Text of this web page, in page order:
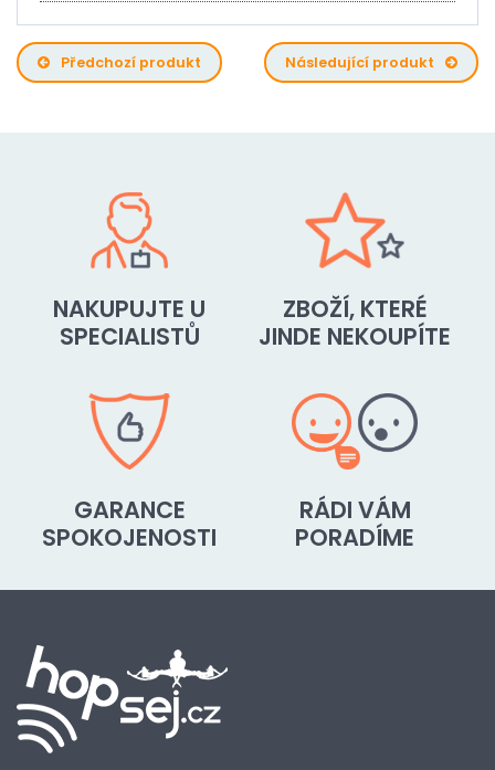
Předchozí produkt Následující produkt
NAKUPUJTE U
SPECIALISTŮ
ZBOŽÍ, KTERÉ
JINDE NEKOUPÍTE
GARANCE
SPOKOJENOSTI
RÁDI VÁM
PORADÍME